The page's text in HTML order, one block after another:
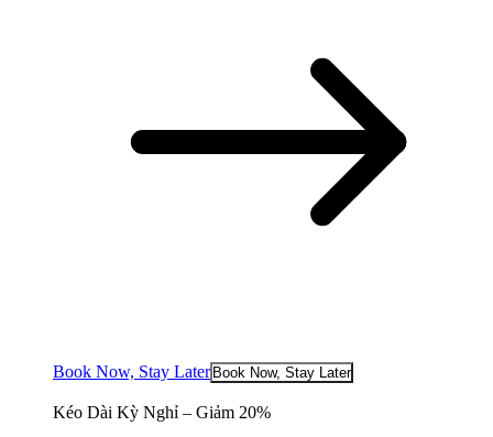
Book Now, Stay Later Book Now, Stay Later
Kéo Dài Kỳ Nghỉ – Giảm 20%